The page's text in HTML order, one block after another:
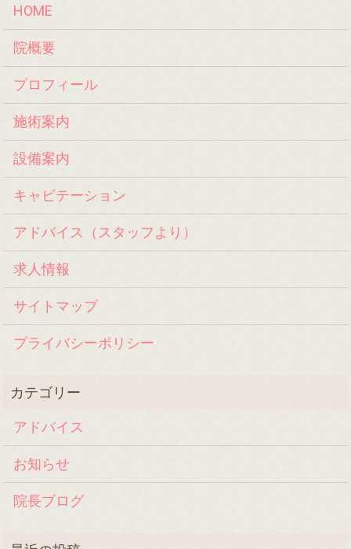
HOME
院概要
プロフィール
施術案内
設備案内
キャビテーション
アドバイス（スタッフより）
求人情報
サイトマップ
プライバシーポリシー
アドバイス
お知らせ
院長ブログ